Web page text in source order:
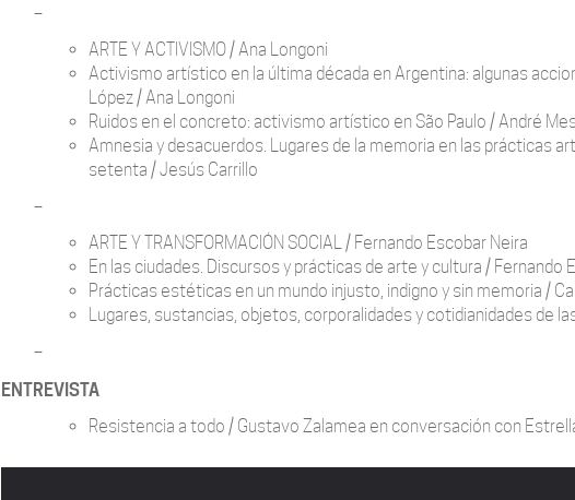
–
ARTE Y ACTIVISMO / Ana Longoni
Activismo artístico en la última década en Argentina: algunas
López / Ana Longoni
Ruidos en el concreto: activismo artístico en São Paulo / André
Amnesia y desacuerdos. Lugares de la memoria en las prácticas
setenta / Jesús Carrillo
–
ARTE Y TRANSFORMACIÓN SOCIAL / Fernando Escobar Neira
En las ciudades. Discursos y prácticas de arte y cultura / Fernando
Prácticas estéticas en un mundo injusto, indigno y sin memoria /
Lugares, sustancias, objetos, corporalidades y cotidianidades de
–
ENTREVISTA
Resistencia a todo / Gustavo Zalamea en conversación con